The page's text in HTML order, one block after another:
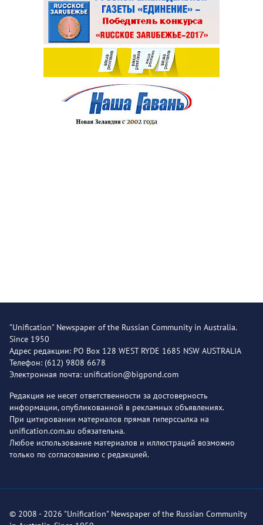
"Unification" Newspaper of the Russian Community in Australia.
Since 1950
Адрес редакции: PO Box 128 WEST RYDE 1685 NSW AUSTRALIA
Телефон: (612) 9808 6678
Электронная почта: unification@bigpond.com
Редакция не несет ответственности за достоверность
информации, опубликованной в рекламных объявлениях.
При цитировании материалов прямая гиперссылка на
unification.com.au обязательна.
Любое использование материалов и иллюстраций возможно
только по согласованию с редакцией.
© 2008 - 2026 "Unification" Newspaper of the Russian Community